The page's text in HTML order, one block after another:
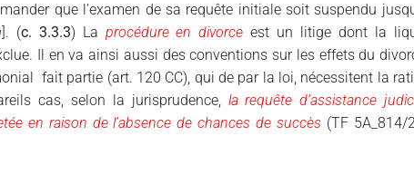
que l’examen de sa requête initiale soit suspendu
]. (c. 3.3.3) La procédure en divorce est un litige dont la
Il en va ainsi aussi des conventions sur les effets du
fait partie (art. 120 CC), qui de par la loi, nécessitent la
cas, selon la jurisprudence, la requête d’assistance
en raison de l’absence de chances de succès (TF 5A_814/